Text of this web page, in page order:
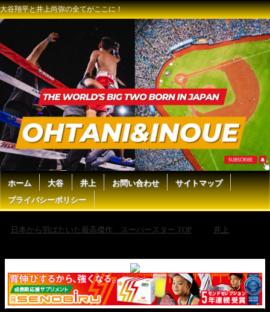
大谷翔平と井上尚弥の全てがここに！
ホーム 大谷 井上 お問い合わせ
サイトマップ
プライバシーポリシー
日本から羽ばたいた最高傑作 スーパースター TOP 井上